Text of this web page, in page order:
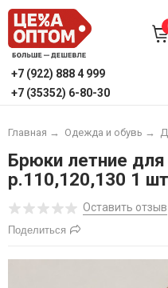
+7 (922) 888 4 999
+7 (35352) 6-80-30
Главная → Одежда и обувь →
Брюки летние
р.110,120,130 1
Оставить отзыв
Поделиться